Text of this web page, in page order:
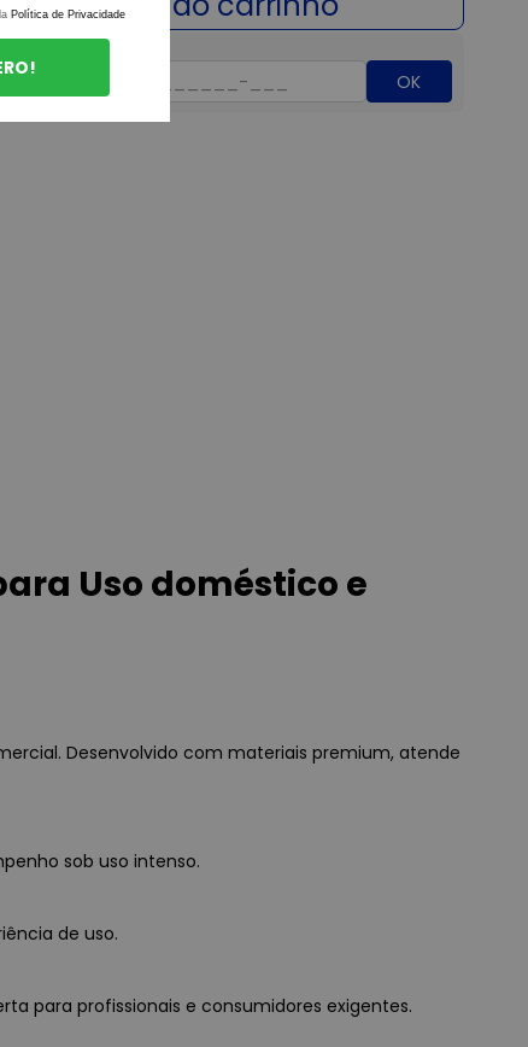
OK
para Uso doméstico e
Desenvolvido com materiais premium, atende
sob uso intenso.
de uso.
para profissionais e consumidores exigentes.
Política de Privacidade